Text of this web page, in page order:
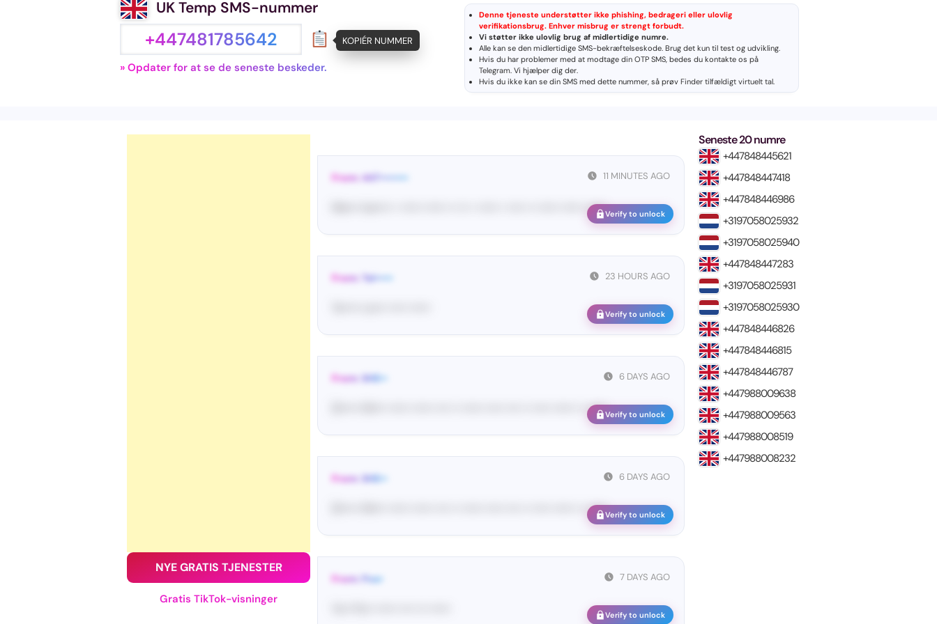
UK Temp SMS-nummer
+447481785642 KOPIÉR NUMMER
» Opdater for at se de seneste beskeder.
Denne tjeneste understøtter ikke phishing, bedrageri eller ulovlig
verifikationsbrug. Enhver misbrug er strengt forbudt.
Vi støtter ikke ulovlig brug af midlertidige numre.
Alle kan se den midlertidige SMS-bekræftelseskode. Brug det kun til test og udvikling.
Hvis du har problemer med at modtage din OTP SMS, bedes du kontakte os på
Telegram. Vi hjælper dig der.
Hvis du ikke kan se din SMS med dette nummer, så prøv Finder tilfældigt virtuelt tal.
NYE GRATIS TJENESTER
Gratis TikTok-visninger
11 MINUTES AGO
From: 447••••••••
Ma•••• ka••••• • •••••• •••••• •• ••• • •••••• • ••••• •• •••••• •••••• ••••••Verify to unlock
23 HOURS AGO
From: Tel•••••
Verify to unlock
6 DAYS AGO
From: SHE••
[S••••• SH••• •••••• •••••• •••• •• •••••• ••••• •••• •• ••••• •••••• •• ••••••Verify to unlock
6 DAYS AGO
From: SHE••
[S••••• SH••• •••••• •••••• •••• •• •••••• ••••• •••• •• ••••• •••••• •• ••••••Verify to unlock
7 DAYS AGO
From: Pos•
Verify to unlock
Seneste 20 numre
+447848445621
+447848447418
+447848446986
+3197058025932
+3197058025940
+447848447283
+3197058025931
+3197058025930
+447848446826
+447848446815
+447848446787
+447988009638
+447988009563
+447988008519
+447988008232